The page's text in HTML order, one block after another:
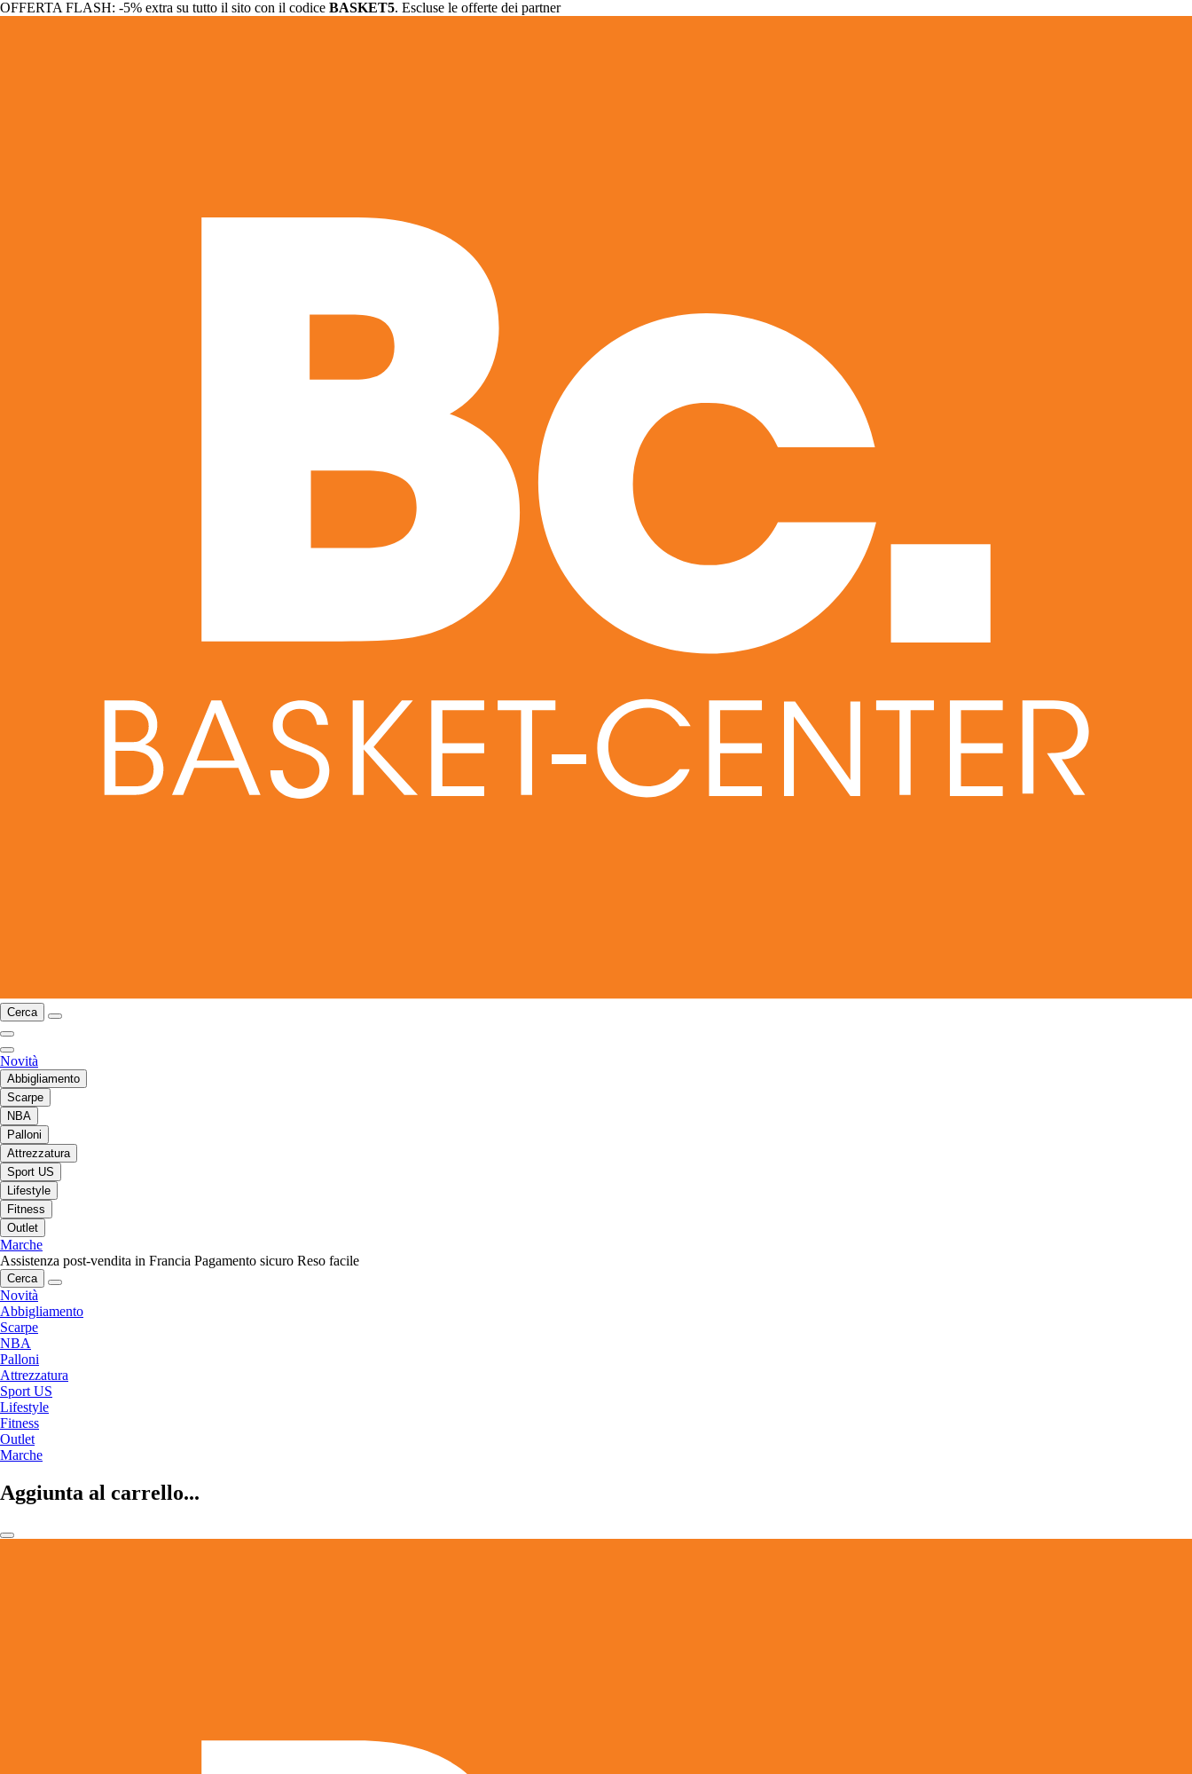
OFFERTA FLASH: -5% extra su tutto il sito con il codice BASKET5. Escluse le offerte dei partner
Cerca
Novità
Abbigliamento
Scarpe
NBA
Palloni
Attrezzatura
Sport US
Lifestyle
Fitness
Outlet
Marche
Assistenza post-vendita in Francia Pagamento sicuro Reso facile
Cerca
Novità
Abbigliamento
Scarpe
NBA
Palloni
Attrezzatura
Sport US
Lifestyle
Fitness
Outlet
Marche
Aggiunta al carrello...